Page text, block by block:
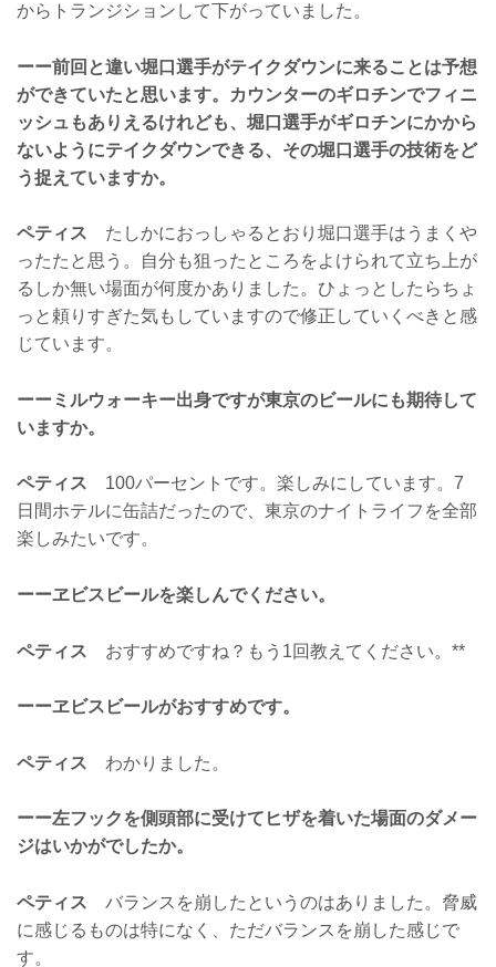
からトランジションして下がっていました。
ーー前回と違い堀口選手がテイクダウンに来ることは予想
ができていたと思います。カウンターのギロチンでフィニ
ッシュもありえるけれども、堀口選手がギロチンにかから
ないようにテイクダウンできる、その堀口選手の技術をど
う捉えていますか。
ペティス たしかにおっしゃるとおり堀口選手はうまくや
ったたと思う。自分も狙ったところをよけられて立ち上が
るしか無い場面が何度かありました。ひょっとしたらちょ
っと頼りすぎた気もしていますので修正していくべきと感
じています。
ーーミルウォーキー出身ですが東京のビールにも期待して
いますか。
ペティス 100パーセントです。楽しみにしています。7
日間ホテルに缶詰だったので、東京のナイトライフを全部
楽しみたいです。
ーーヱビスビールを楽しんでください。
ペティス おすすめですね？もう1回教えてください。**
ーーヱビスビールがおすすめです。
ペティス わかりました。
ーー左フックを側頭部に受けてヒザを着いた場面のダメー
ジはいかがでしたか。
ペティス バランスを崩したというのはありました。脅威
に感じるものは特になく、ただバランスを崩した感じで
す。